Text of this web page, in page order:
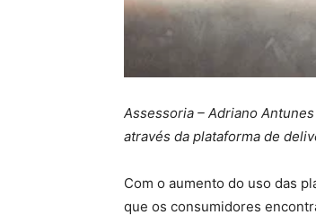
Assessoria – Adriano
através da plataforma de
Com o aumento do uso das
que os consumidores